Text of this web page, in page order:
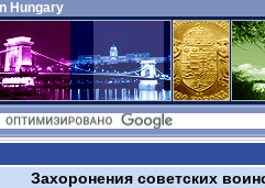
Hungary
Захоронения советских